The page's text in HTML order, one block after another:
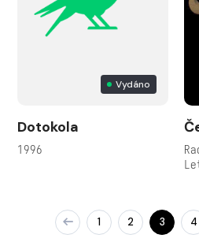
Vydáno
Dotokola
1996
1 2 3 4